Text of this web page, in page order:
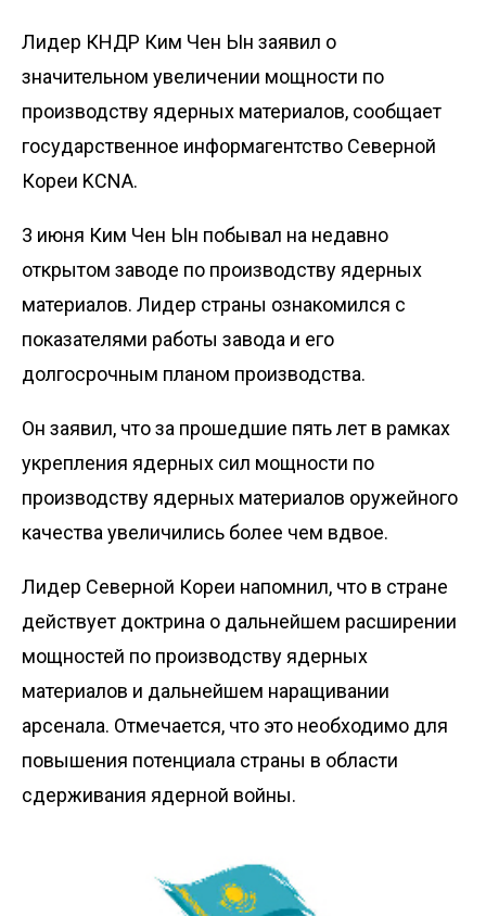
Лидер КНДР Ким Чен Ын заявил о
значительном увеличении мощности по
производству ядерных материалов, сообщает
государственное информагентство Северной
Кореи KCNA.
3 июня Ким Чен Ын побывал на недавно
открытом заводе по производству ядерных
материалов. Лидер страны ознакомился с
показателями работы завода и его
долгосрочным планом производства.
Он заявил, что за прошедшие пять лет в рамках
укрепления ядерных сил мощности по
производству ядерных материалов оружейного
качества увеличились более чем вдвое.
Лидер Северной Кореи напомнил, что в стране
действует доктрина о дальнейшем расширении
мощностей по производству ядерных
материалов и дальнейшем наращивании
арсенала. Отмечается, что это необходимо для
повышения потенциала страны в области
сдерживания ядерной войны.